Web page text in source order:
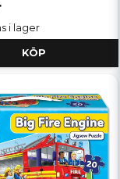
i lager
KÖP